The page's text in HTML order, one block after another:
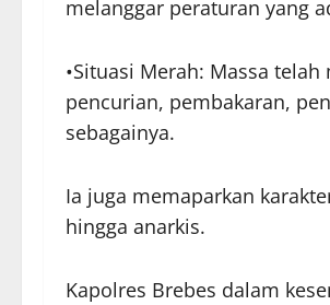
melanggar peraturan yang
•Situasi Merah: Massa
pencurian, pembakaran,
sebagainya.
Ia juga memaparkan
hingga anarkis.
Kapolres Brebes dalam